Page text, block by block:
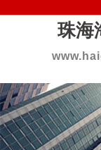
珠海